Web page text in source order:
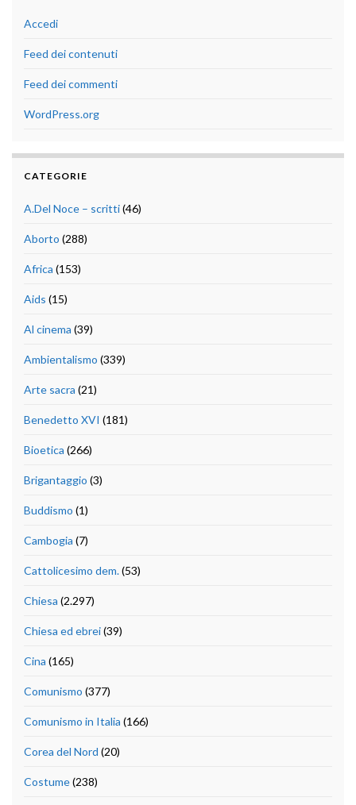
Accedi
Feed dei contenuti
Feed dei commenti
WordPress.org
CATEGORIE
A.Del Noce – scritti(46)
Aborto (288)
Africa (153)
Aids (15)
Al cinema (39)
Ambientalismo (339)
Arte sacra (21)
Benedetto XVI (181)
Bioetica (266)
Brigantaggio (3)
Buddismo (1)
Cambogia (7)
Cattolicesimo dem.(53)
Chiesa (2.297)
Chiesa ed ebrei(39)
Cina (165)
Comunismo (377)
Comunismo in Italia (166)
Corea del Nord (20)
Costume(238)